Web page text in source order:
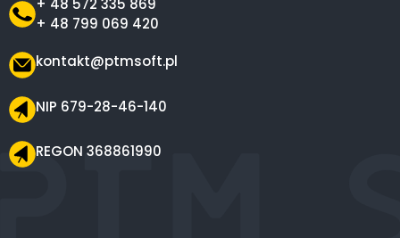
+ 48 572 335 869
+ 48 799 069 420
kontakt@ptmsoft.pl
NIP 679-28-46-140
REGON 368861990